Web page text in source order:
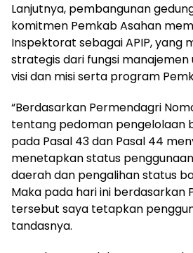
Lanjutnya, pembangunan
komitmen Pemkab Asahan
Inspektorat sebagai APIP, yang
strategis dari fungsi manajemen
visi dan misi serta program
“Berdasarkan Permendagri
tentang pedoman pengelolaan
pada Pasal 43 dan Pasal 44
menetapkan status
daerah dan pengalihan status
Maka pada hari ini berdasarkan
tersebut saya tetapkan
tandasnya.